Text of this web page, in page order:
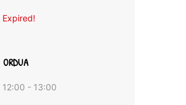
Expired!
ORDUA
12:00 - 13:00